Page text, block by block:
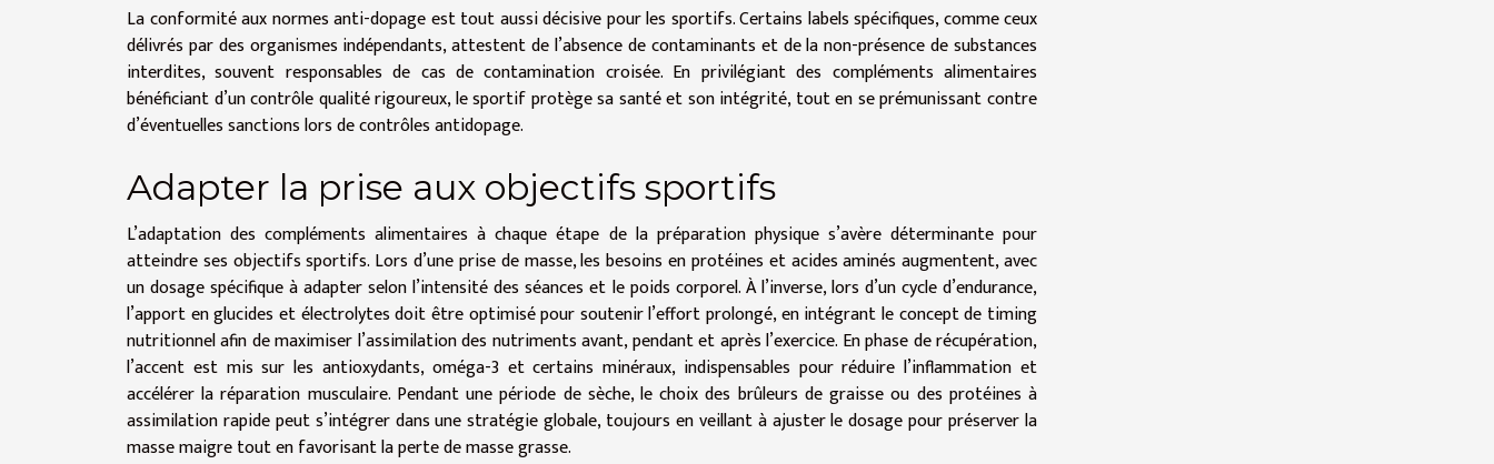
La conformité aux normes anti-dopage est tout aussi décisive pour les sportifs. Certains labels spécifiques, comme ceux
délivrés par des organismes indépendants, attestent de l’absence de contaminants et de la non-présence de substances
interdites, souvent responsables de cas de contamination croisée. En privilégiant des compléments alimentaires
bénéficiant d’un contrôle qualité rigoureux, le sportif protège sa santé et son intégrité, tout en se prémunissant contre
d’éventuelles sanctions lors de contrôles antidopage.
Adapter la prise aux objectifs sportifs
L’adaptation des compléments alimentaires à chaque étape de la préparation physique s’avère déterminante pour
atteindre ses objectifs sportifs. Lors d’une prise de masse, les besoins en protéines et acides aminés augmentent, avec
un dosage spécifique à adapter selon l’intensité des séances et le poids corporel. À l’inverse, lors d’un cycle d’endurance,
l’apport en glucides et électrolytes doit être optimisé pour soutenir l’effort prolongé, en intégrant le concept de timing
nutritionnel afin de maximiser l’assimilation des nutriments avant, pendant et après l’exercice. En phase de récupération,
l’accent est mis sur les antioxydants, oméga-3 et certains minéraux, indispensables pour réduire l’inflammation et
accélérer la réparation musculaire. Pendant une période de sèche, le choix des brûleurs de graisse ou des protéines à
assimilation rapide peut s’intégrer dans une stratégie globale, toujours en veillant à ajuster le dosage pour préserver la
masse maigre tout en favorisant la perte de masse grasse.